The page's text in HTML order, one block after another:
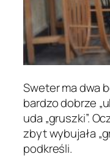
Sweter ma dwa
bardzo dobrze
uda „gruszki”.
zbyt wybujała
podkreśli.